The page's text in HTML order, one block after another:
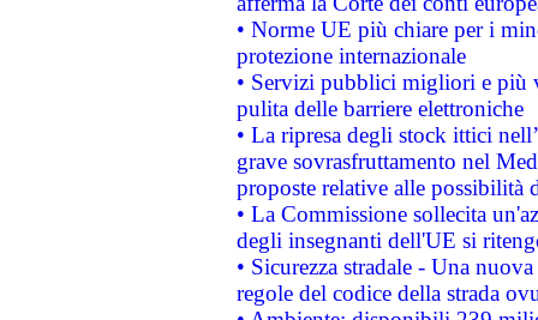
• Norme UE più chiare per i
protezione internazionale
• Servizi pubblici migliori e più
pulita delle barriere elettroniche
• La ripresa degli stock ittici
grave sovrasfruttamento nel
proposte relative alle possibilità
• La Commissione sollecita
degli insegnanti dell'UE si
• Sicurezza stradale - Una
regole del codice della strada